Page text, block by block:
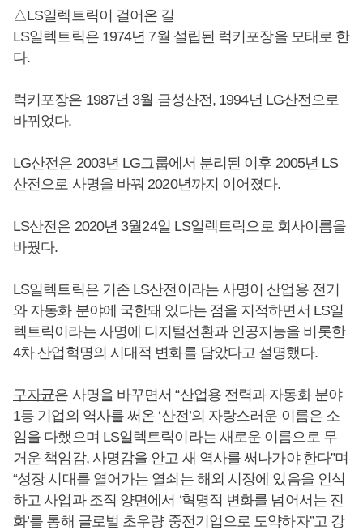
△LS일렉트릭이 걸어온 길
LS일렉트릭은 1974년 7월 설립된 럭키포장을 모태로 한
다.
럭키포장은 1987년 3월 금성산전, 1994년 LG산전으로
바뀌었다.
LG산전은 2003년 LG그룹에서 분리된 이후 2005년 LS
산전으로 사명을 바꿔 2020년까지 이어졌다.
LS산전은 2020년 3월24일 LS일렉트릭으로 회사이름을
바꿨다.
LS일렉트릭은 기존 LS산전이라는 사명이 산업용 전기
와 자동화 분야에 국한돼 있다는 점을 지적하면서 LS일
렉트릭이라는 사명에 디지털전환과 인공지능을 비롯한
4차 산업혁명의 시대적 변화를 담았다고 설명했다.
구자균은 사명을 바꾸면서 “산업용 전력과 자동화 분야
1등 기업의 역사를 써온 ‘산전’의 자랑스러운 이름은 소
임을 다했으며 LS일렉트릭이라는 새로운 이름으로 무
거운 책임감, 사명감을 안고 새 역사를 써나가야 한다”며
“성장 시대를 열어가는 열쇠는 해외 시장에 있음을 인식
하고 사업과 조직 양면에서 ‘혁명적 변화를 넘어서는 진
화’를 통해 글로벌 초우량 중전기업으로 도약하자”고 강